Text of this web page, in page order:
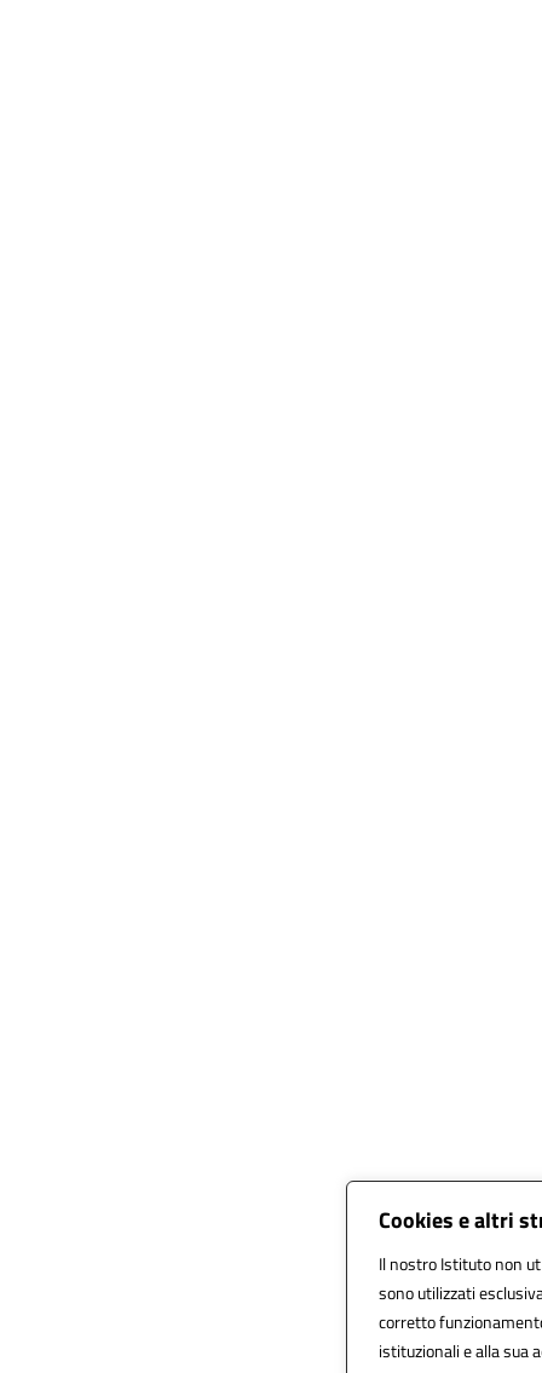
Cookies e altri
Il nostro Istituto non
sono utilizzati
corretto
istituzionali e alla sua